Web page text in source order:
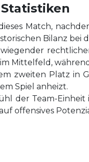
Match,
Bilanz bei
Mittelfeld,
zweiten Platz in
Spiel anheizt.
der Team-
offensives